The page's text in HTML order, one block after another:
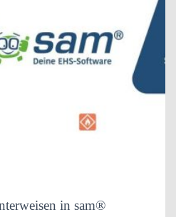
in sam®